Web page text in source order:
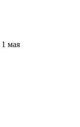
1 мая